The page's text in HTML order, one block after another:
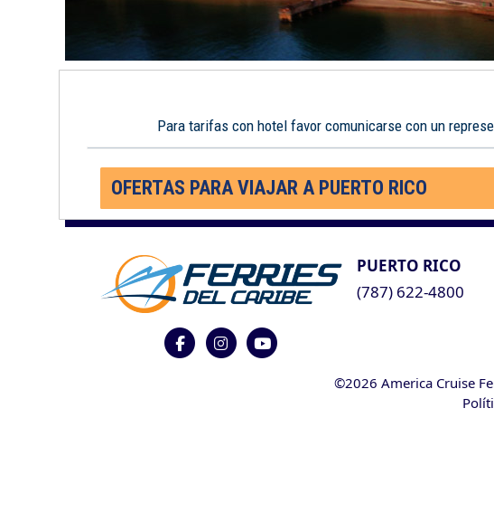
Para tarifas con hotel favor comunicarse con un
OFERTAS PARA VIAJAR A PUERTO RICO
PUERTO RICO
(787) 622-4800
©2026 America Cruise